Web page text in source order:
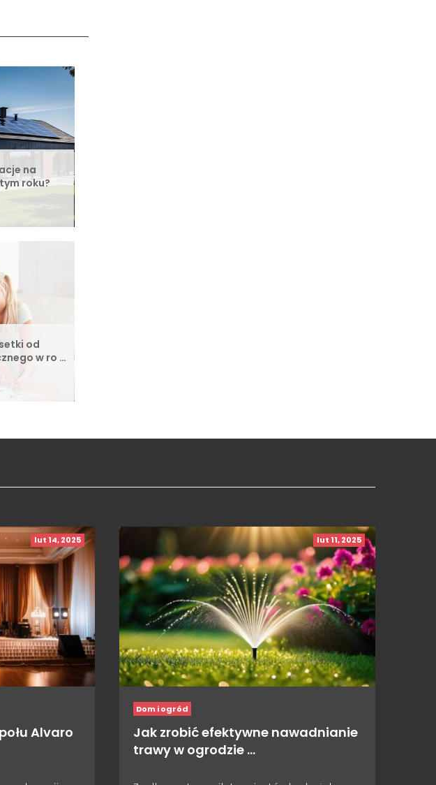
na
roku?
od
w ro …
lut 14, 2025
Alvaro
lut 11, 2025
Dom i ogród
Jak zrobić efektywne nawadnianie
trawy w ogrodzie …